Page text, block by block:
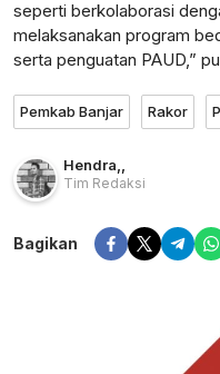
seperti berkolaborasi
melaksanakan program
serta penguatan PAUD,”
Pemkab Banjar Rakor
Hendra
Tim Redaksi
Bagikan